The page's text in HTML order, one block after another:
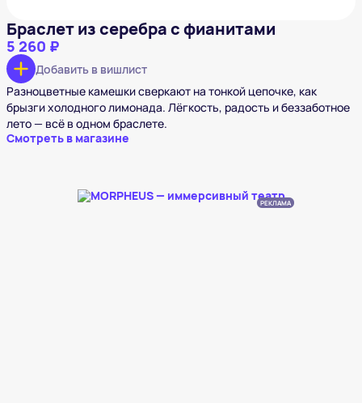
Браслет из серебра с фианитами
5 260 ₽
Добавить в вишлист
Разноцветные камешки сверкают на тонкой цепочке, как
брызги холодного лимонада. Лёгкость, радость и беззаботное
лето — всё в одном браслете.
Смотреть в магазине
РЕКЛАМА